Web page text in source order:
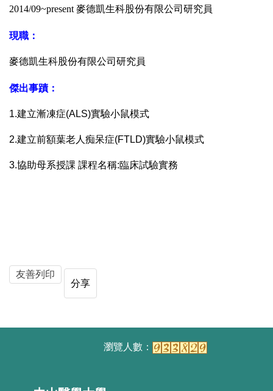
2014/09~present 麥德凱生科股份有限公司研究員
現職：
麥德凱生科股份有限公司研究員
傑出事蹟：
1.建立漸凍症(ALS)實驗小鼠模式
2.建立前額葉老人痴呆症(FTLD)實驗小鼠模式
3.協助母系授課 課程名稱:臨床試驗實務
友善列印
分享